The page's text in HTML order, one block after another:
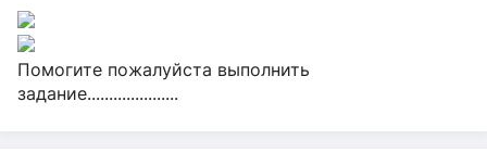
Помогите пожалуйста выполнить
задание.....................